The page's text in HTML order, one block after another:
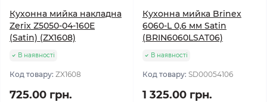
Кухонна мийка накладна
Zerix Z5050-04-160E
(Satin) (ZX1608)
В наявності
Код товару: ZX1608
725.00 грн.
Кухонна мийка Brinex
6060-L 0,6 мм Satin
(BRIN6060LSAT06)
В наявності
Код товару: SD00054106
1 325.00 грн.